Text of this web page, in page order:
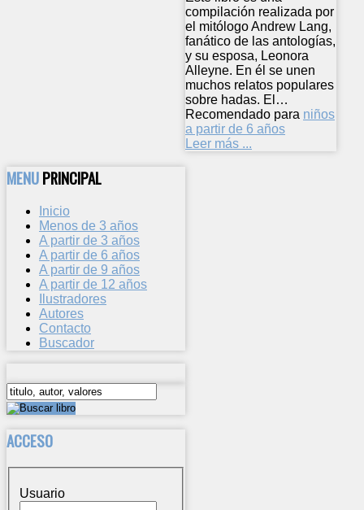
compilación realizada por
el mitólogo Andrew Lang,
fanático de las antologías,
y su esposa, Leonora
Alleyne. En él se unen
muchos relatos populares
sobre hadas. El…
Recomendado para niños
a partir de 6 años
Leer más ...
MENUPRINCIPAL
Inicio
Menos de 3 años
A partir de 3 años
A partir de 6 años
A partir de 9 años
A partir de 12 años
Ilustradores
Autores
Contacto
Buscador
ACCESO
Usuario